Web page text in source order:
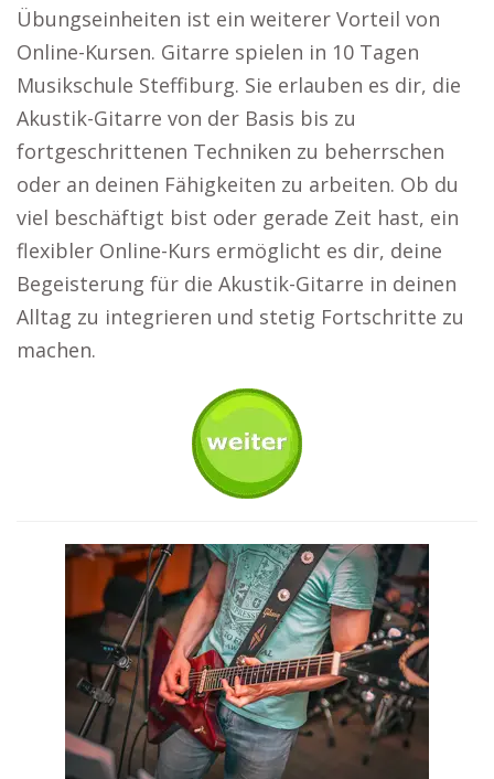
Übungseinheiten ist ein weiterer Vorteil von
Online-Kursen. Gitarre spielen in 10 Tagen
Musikschule Steffiburg. Sie erlauben es dir, die
Akustik-Gitarre von der Basis bis zu
fortgeschrittenen Techniken zu beherrschen
oder an deinen Fähigkeiten zu arbeiten. Ob du
viel beschäftigt bist oder gerade Zeit hast, ein
flexibler Online-Kurs ermöglicht es dir, deine
Begeisterung für die Akustik-Gitarre in deinen
Alltag zu integrieren und stetig Fortschritte zu
machen.